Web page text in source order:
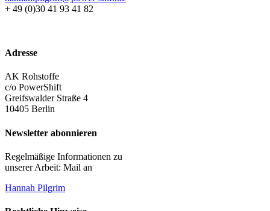
+ 49 (0)30 41 93 41 82
Adresse
AK Rohstoffe
c/o PowerShift
Greifswalder Straße 4
10405 Berlin
Newsletter abonnieren
Regelmäßige Informationen zu
unserer Arbeit: Mail an
Hannah Pilgrim